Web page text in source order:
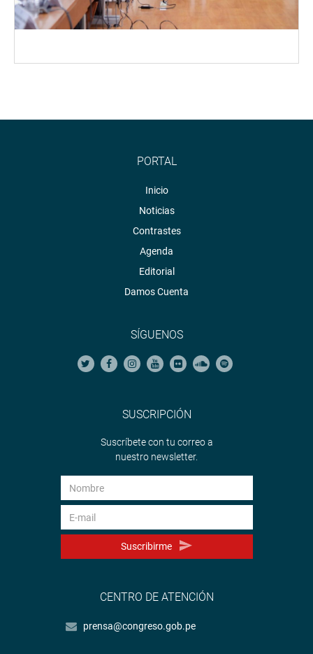
PORTAL
Inicio
Noticias
Contrastes
Agenda
Editorial
Damos Cuenta
SÍGUENOS
SUSCRIPCIÓN
Suscríbete con tu correo a
nuestro newsletter.
Suscribirme
CENTRO DE ATENCIÓN
prensa@congreso.gob.pe